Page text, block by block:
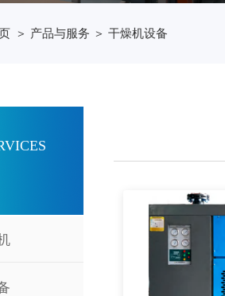
＞ 产品与服务 ＞ 干燥机设备